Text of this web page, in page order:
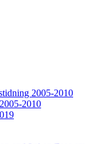
2005-2010
2010